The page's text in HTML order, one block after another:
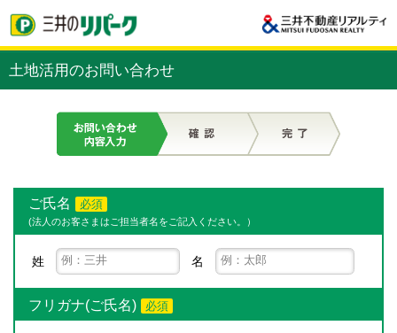
土地活用のお問い合わせ
ご氏名 必須
(法人のお客さまはご担当者名をご記入ください。）
姓 名
フリガナ(ご氏名) 必須